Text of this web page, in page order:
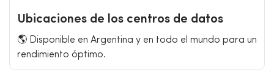
Ubicaciones de los centros de datos
🌎 Disponible en Argentina y en todo el mundo para un
rendimiento óptimo.